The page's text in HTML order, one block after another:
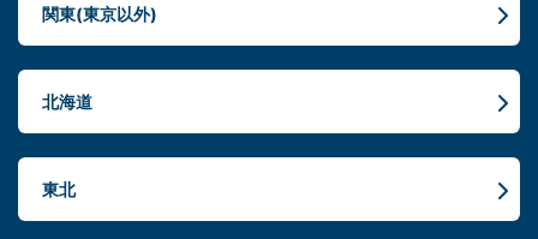
関東(東京以外)
北海道
東北